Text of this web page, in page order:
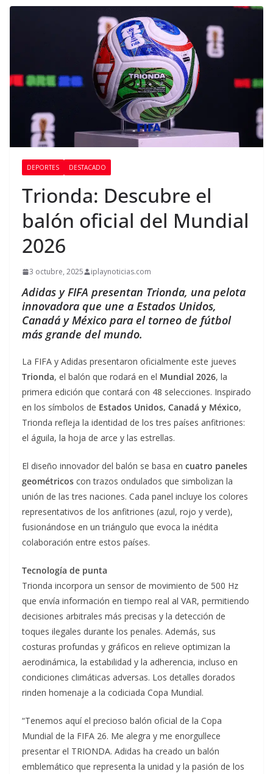
DEPORTES DESTACADO
Trionda: Descubre el
balón oficial del Mundial
2026
3 octubre, 2025 iplaynoticias.com
Adidas y FIFA presentan Trionda, una pelota
innovadora que une a Estados Unidos,
Canadá y México para el torneo de fútbol
más grande del mundo.
La FIFA y Adidas presentaron oficialmente este jueves
Trionda, el balón que rodará en el Mundial 2026, la
primera edición que contará con 48 selecciones. Inspirado
en los símbolos de Estados Unidos, Canadá y México,
Trionda refleja la identidad de los tres países anfitriones:
el águila, la hoja de arce y las estrellas.
El diseño innovador del balón se basa en cuatro paneles
geométricos con trazos ondulados que simbolizan la
unión de las tres naciones. Cada panel incluye los colores
representativos de los anfitriones (azul, rojo y verde),
fusionándose en un triángulo que evoca la inédita
colaboración entre estos países.
Tecnología de punta
Trionda incorpora un sensor de movimiento de 500 Hz
que envía información en tiempo real al VAR, permitiendo
decisiones arbitrales más precisas y la detección de
toques ilegales durante los penales. Además, sus
costuras profundas y gráficos en relieve optimizan la
aerodinámica, la estabilidad y la adherencia, incluso en
condiciones climáticas adversas. Los detalles dorados
rinden homenaje a la codiciada Copa Mundial.
“Tenemos aquí el precioso balón oficial de la Copa
Mundial de la FIFA 26. Me alegra y me enorgullece
presentar el TRIONDA. Adidas ha creado un balón
emblemático que representa la unidad y la pasión de los